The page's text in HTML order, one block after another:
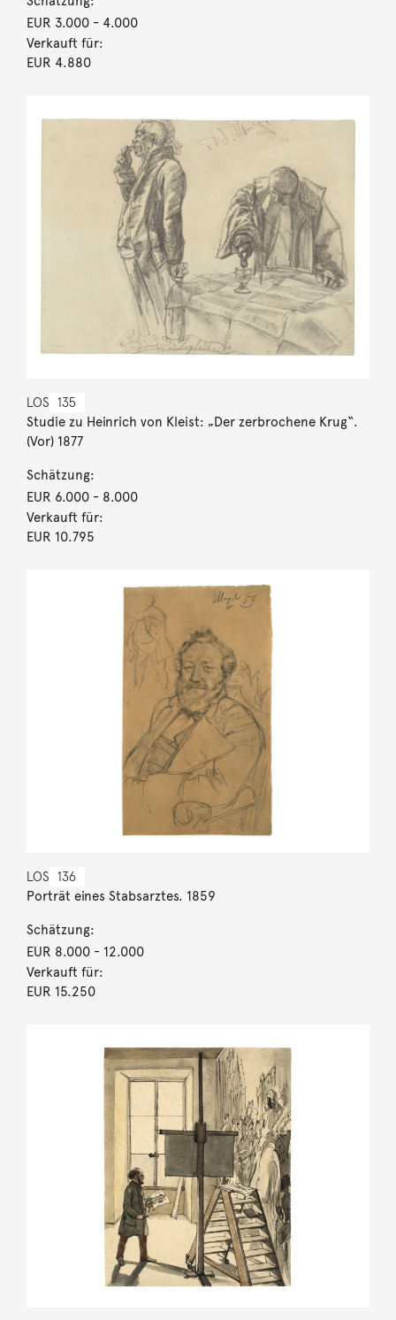
EUR 3.000- 4.000
Verkauft für:
EUR 4.880
LOS 135
Studie zu Heinrich von Kleist: „Der zerbrochene Krug“.
(Vor) 1877
Schätzung:
EUR 6.000- 8.000
Verkauft für:
EUR 10.795
LOS 136
Porträt eines Stabsarztes. 1859
Schätzung:
EUR 8.000- 12.000
Verkauft für:
EUR 15.250